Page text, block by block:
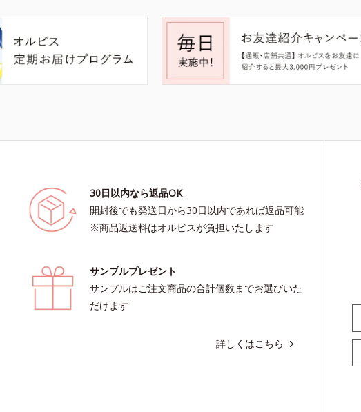
30日以内なら返品OK
開封後でも発送日から30日以内であれば返品可能
※商品返送料はオルビスが負担いたします
サンプルプレゼント
サンプルはご注文商品の合計個数までお選びいた
だけます
詳しくはこちら